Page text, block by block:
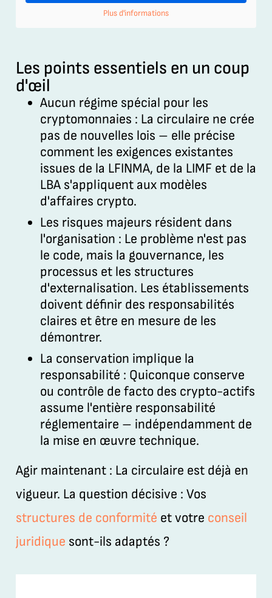
Plus d'informations
Les points essentiels en un coup
d'œil
Aucun régime spécial pour les
cryptomonnaies : La circulaire ne crée
pas de nouvelles lois – elle précise
comment les exigences existantes
issues de la LFINMA, de la LIMF et de la
LBA s'appliquent aux modèles
d'affaires crypto.
Les risques majeurs résident dans
l'organisation : Le problème n'est pas
le code, mais la gouvernance, les
processus et les structures
d'externalisation. Les établissements
doivent définir des responsabilités
claires et être en mesure de les
démontrer.
La conservation implique la
responsabilité : Quiconque conserve
ou contrôle de facto des crypto-actifs
assume l'entière responsabilité
réglementaire – indépendamment de
la mise en œuvre technique.
Agir maintenant : La circulaire est déjà en
vigueur. La question décisive : Vos
structures de conformité et votre conseil
juridique sont-ils adaptés ?